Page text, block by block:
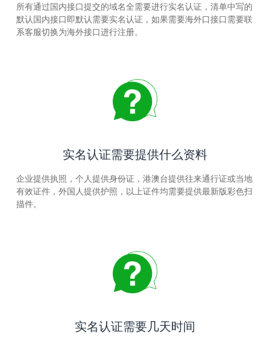
所有通过国内接口提交的域名全需要进行实名认证，清单中写的
默认国内接口即默认需要实名认证，如果需要海外口接口需要联
系客服切换为海外接口进行注册。
实名认证需要提供什么资料
企业提供执照，个人提供身份证，港澳台提供往来通行证或当地
有效证件，外国人提供护照，以上证件均需要提供最新版彩色扫
描件。
实名认证需要几天时间